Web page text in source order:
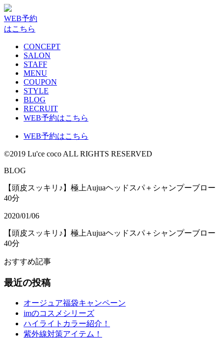
WEB予約
はこちら
CONCEPT
SALON
STAFF
MENU
COUPON
STYLE
BLOG
RECRUIT
WEB予約はこちら
WEB予約はこちら
©2019 Lu'ce coco ALL RIGHTS RESERVED
BLOG
【頭皮スッキリ♪】極上Aujuaヘッドスパ＋シャンプーブロー
40分
2020/01/06
【頭皮スッキリ♪】極上Aujuaヘッドスパ＋シャンプーブロー
40分
おすすめ記事
最近の投稿
オージュア福袋キャンペーン
imのコスメシリーズ
ハイライトカラー紹介！
紫外線対策アイテム！